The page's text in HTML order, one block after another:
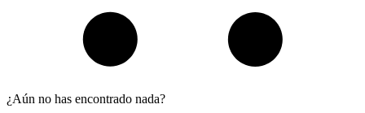
¿Aún no has encontrado nada?